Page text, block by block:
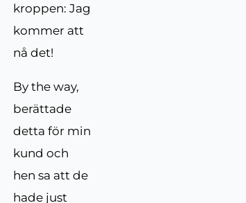
kroppen: Jag
kommer att
nå det!
By the way,
berättade
detta för min
kund och
hen sa att de
hade just